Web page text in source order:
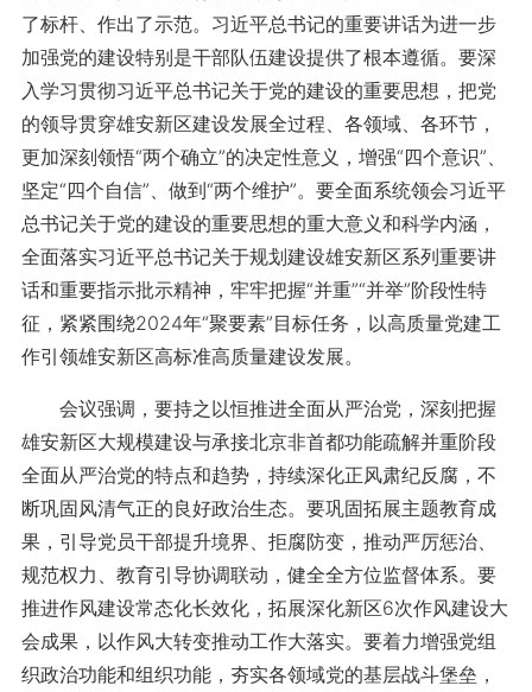
了标杆、作出了示范。习近平总书记的重要讲话为进一步
加强党的建设特别是干部队伍建设提供了根本遵循。要深
入学习贯彻习近平总书记关于党的建设的重要思想，把党
的领导贯穿雄安新区建设发展全过程、各领域、各环节，
更加深刻领悟“两个确立”的决定性意义，增强“四个意识”、
坚定“四个自信”、做到“两个维护”。要全面系统领会习近平
总书记关于党的建设的重要思想的重大意义和科学内涵，
全面落实习近平总书记关于规划建设雄安新区系列重要讲
话和重要指示批示精神，牢牢把握“并重”“并举”阶段性特
征，紧紧围绕2024年“聚要素”目标任务，以高质量党建工
作引领雄安新区高标准高质量建设发展。
会议强调，要持之以恒推进全面从严治党，深刻把握
雄安新区大规模建设与承接北京非首都功能疏解并重阶段
全面从严治党的特点和趋势，持续深化正风肃纪反腐，不
断巩固风清气正的良好政治生态。要巩固拓展主题教育成
果，引导党员干部提升境界、拒腐防变，推动严厉惩治、
规范权力、教育引导协调联动，健全全方位监督体系。要
推进作风建设常态化长效化，拓展深化新区6次作风建设大
会成果，以作风大转变推动工作大落实。要着力增强党组
织政治功能和组织功能，夯实各领域党的基层战斗堡垒，